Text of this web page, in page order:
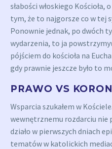
słabości włoskiego
tym, że to najgorsze co w tej
Ponownie jednak, po dwóch
wydarzenia, to ja
pójściem do kościoła na
gdy prawnie jeszcze było to
PRAWO VS
Wsparcia szukałem w
wewnętrznemu rozdarciu nie
działo w pierwszych dniach
tematów w katolickich